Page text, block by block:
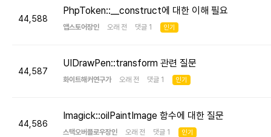
44,588
PhpToken::__construct에 대한 이해 필요
앱스토어장인 오래 전 댓글 1 인기
44,587
UIDrawPen::transform 관련 질문
화이트해커연구가 오래 전 댓글 1 인기
44,586
Imagick::oilPaintImage 함수에 대한 질문
스택오버플로우장인 오래 전 댓글 1 인기